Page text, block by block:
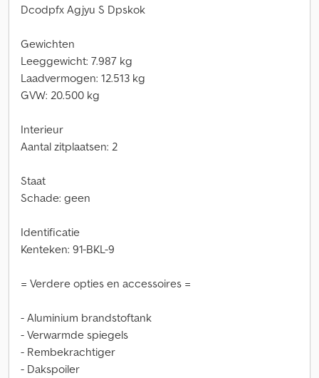
Dcodpfx Agjyu S Dpskok
Gewichten
Leeggewicht: 7.987 kg
Laadvermogen: 12.513 kg
GVW: 20.500 kg
Interieur
Aantal zitplaatsen: 2
Staat
Schade: geen
Identificatie
Kenteken: 91-BKL-9
= Verdere opties en accessoires =
- Aluminium brandstoftank
- Verwarmde spiegels
- Rembekrachtiger
- Dakspoiler